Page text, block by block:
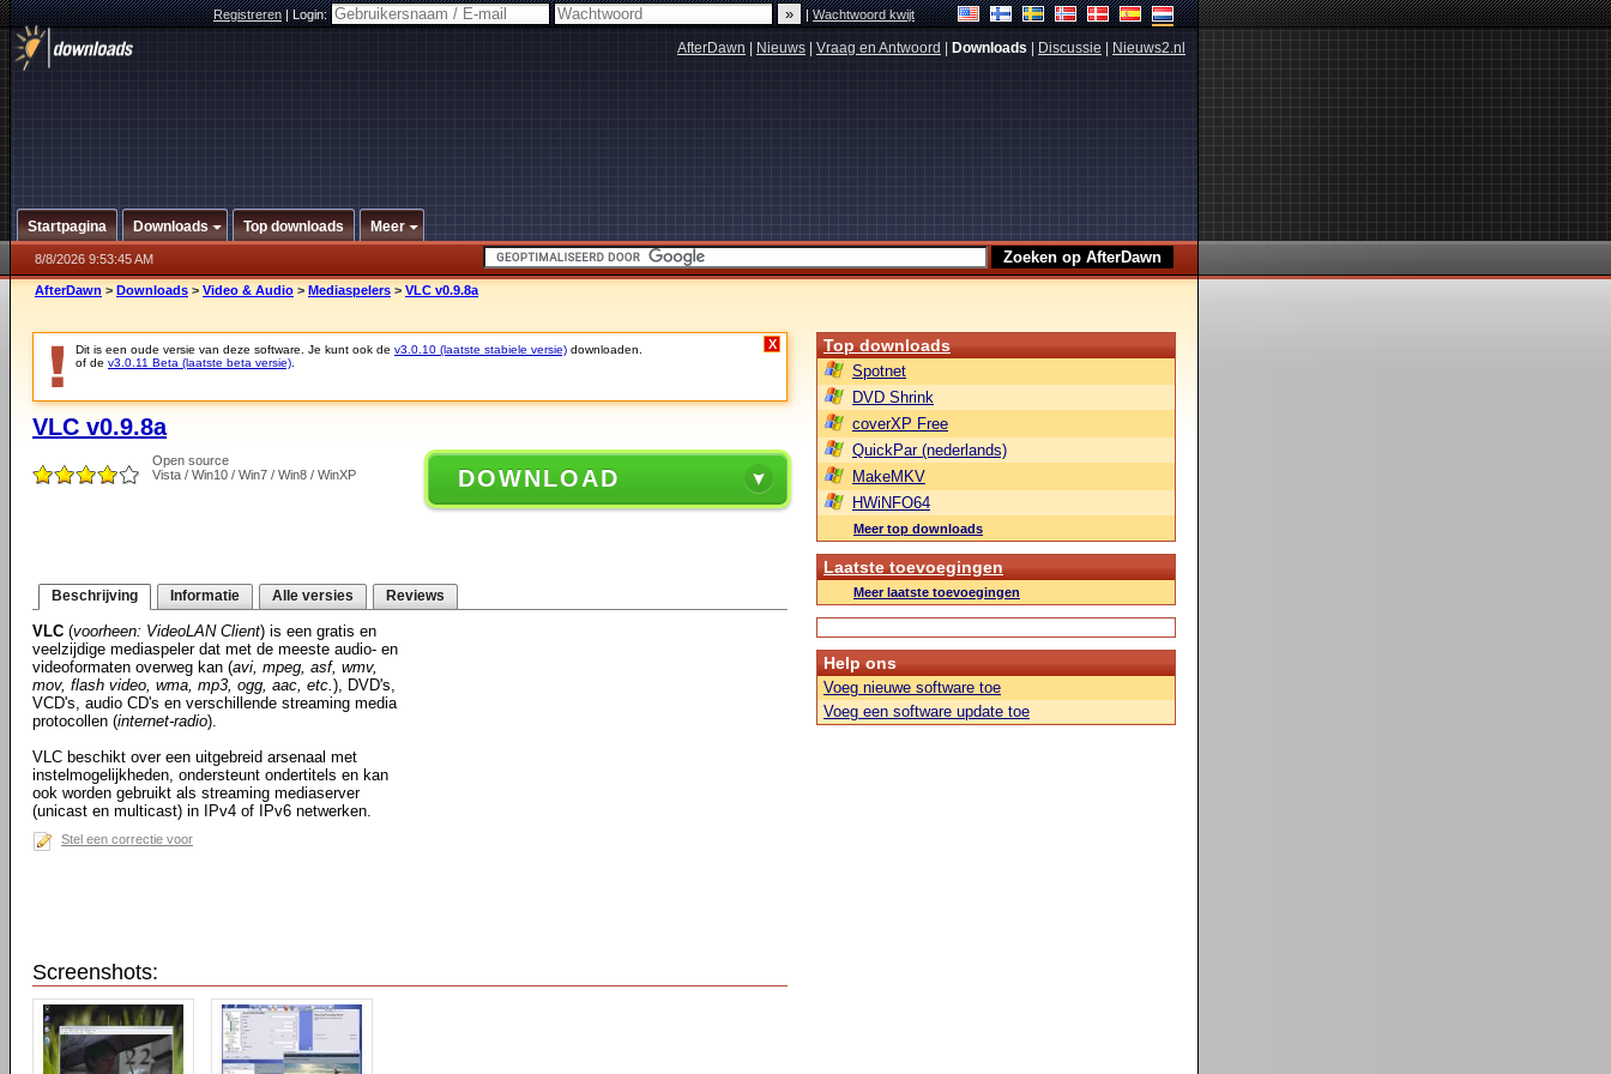
Registreren|Login: |Wachtwoord kwijt
AfterDawn Nieuws Vraag en Antwoord Downloads Discussie Nieuws2.nl
Startpagina Downloads Top downloads Meer
8/8/2026 9:53:45 AM
AfterDawn > Downloads > Video & Audio > Mediaspelers > VLC v0.9.8a
Dit is een oude versie van deze software. Je kunt ook de v3.0.10 (laatste stabiele versie) downloaden.
of de v3.0.11 Beta (laatste beta versie)
X
VLC v0.9.8a
Open source
Vista / Win10 / Win7 / Win8 / WinXP
DOWNLOAD
Beschrijving Informatie Alle versies Reviews
VLC (voorheen: VideoLAN Client) is een gratis en
veelzijdige mediaspeler dat met de meeste audio- en
videoformaten overweg kan (avi, mpeg, asf, wmv,
mov, flash video, wma, mp3, ogg, aac, etc.), DVD's,
VCD's, audio CD's en verschillende streaming media
protocollen (internet-radio).
VLC beschikt over een uitgebreid arsenaal met
instelmogelijkheden, ondersteunt ondertitels en kan
ook worden gebruikt als streaming mediaserver
(unicast en multicast) in IPv4 of IPv6 netwerken.
Stel een correctie voor
Screenshots:
Top downloads
Spotnet
DVD Shrink
coverXP Free
QuickPar (nederlands)
MakeMKV
HWiNFO64
Meer top downloads
Laatste toevoegingen
Meer laatste toevoegingen
Help ons
Voeg nieuwe software toe
Voeg een software update toe